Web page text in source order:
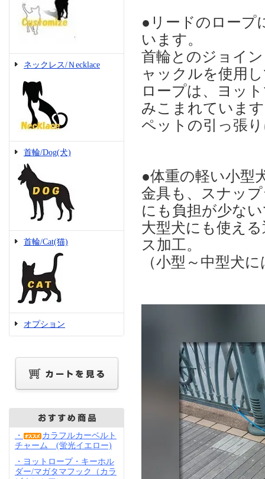
ネックレス/Ｎecklace
首輪/Dog(犬)
首輪/Cat(猫)
オプション
・
カラフルカーベルト
チャーム (蛍光イエロー)
・ヨットロープ・キーホル
ダー/マガタマフック（カラ
●リードのロープ
います。
首輪とのジョイ
ャックルを使用
ロープは、ヨッ
みこまれていま
ペットの引っ張
●体重の軽い小型
金具も、スナッ
にも負担が少な
大型犬にも使え
ス加工。
（小型～中型犬